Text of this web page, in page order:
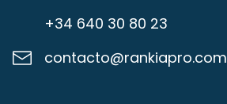
+34 640 30 80 23
contacto@rankiapro.com